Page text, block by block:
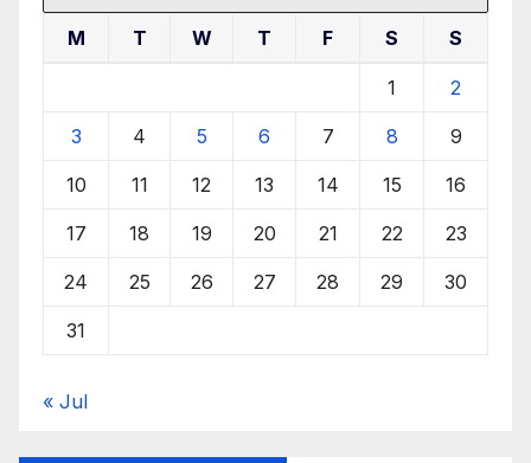
M T W T F S S
1 2
3 4 5 6 7 8 9
10 11 12 13 14 15 16
17 18 19 20 21 22 23
24 25 26 27 28 29 30
31
« Jul